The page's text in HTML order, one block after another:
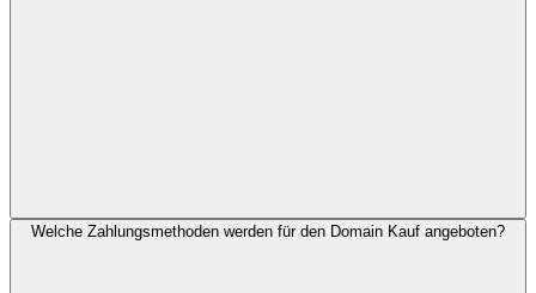
Welche Zahlungsmethoden werden für den Domain Kauf angeboten?